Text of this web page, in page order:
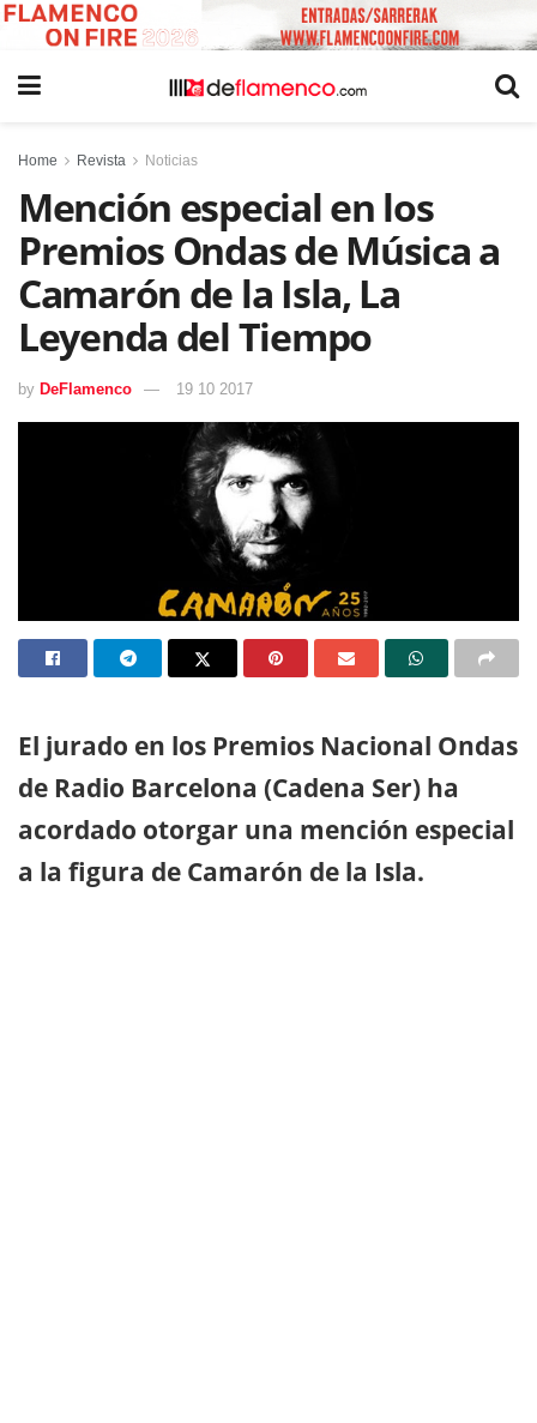
Home Revista Noticias
Mención especial en los
Premios Ondas de Música a
Camarón de la Isla, La
Leyenda del Tiempo
by DeFlamenco 19 10 2017
El jurado en los Premios Nacional Ondas
de Radio Barcelona (Cadena Ser) ha
acordado otorgar una mención especial
a la figura de Camarón de la Isla.